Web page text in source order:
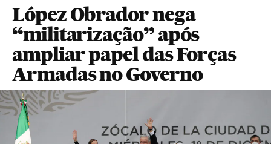
López Obrador nega
“militarização” após
ampliar papel das Forças
Armadas no Governo